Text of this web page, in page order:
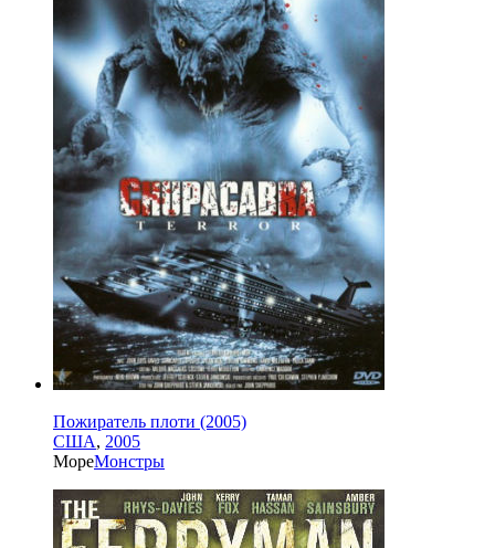
Пожиратель плоти (2005)
США, 2005
МореМонстры